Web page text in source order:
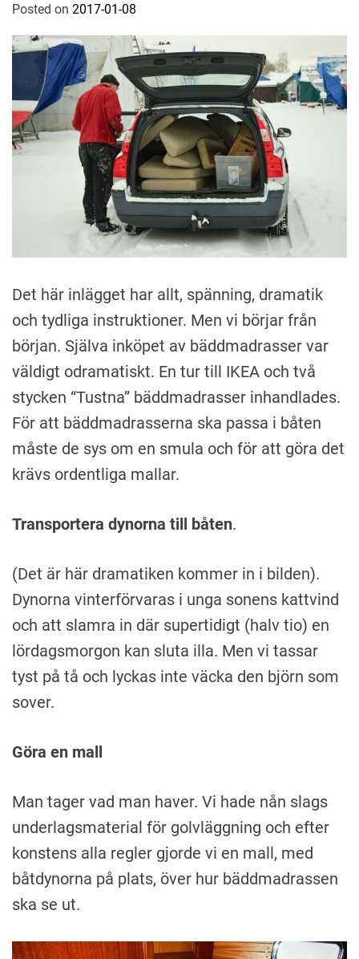
Posted on 2017-01-08
A
k
i
Det här inlägget har allt, spänning, dramatik
och tydliga instruktioner. Men vi börjar från
början. Själva inköpet av bäddmadrasser var
väldigt odramatiskt. En tur till IKEA och två
stycken “Tustna” bäddmadrasser inhandlades.
För att bäddmadrasserna ska passa i båten
måste de sys om en smula och för att göra det
krävs ordentliga mallar.
Transportera dynorna till båten.
(Det är här dramatiken kommer in i bilden).
Dynorna vinterförvaras i unga sonens kattvind
och att slamra in där supertidigt (halv tio) en
lördagsmorgon kan sluta illa. Men vi tassar
tyst på tå och lyckas inte väcka den björn som
sover.
Göra en mall
Man tager vad man haver. Vi hade nån slags
underlagsmaterial för golvläggning och efter
konstens alla regler gjorde vi en mall, med
båtdynorna på plats, över hur bäddmadrassen
ska se ut.